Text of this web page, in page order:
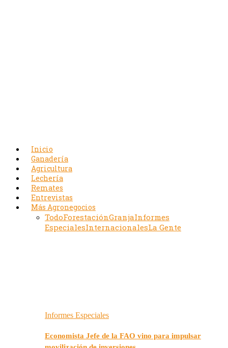
Inicio
Ganadería
Agricultura
Lechería
Remates
Entrevistas
Más Agronegocios
TodoForestaciónGranjaInformes
EspecialesInternacionalesLa Gente
Informes Especiales
Economista Jefe de la FAO vino para impulsar